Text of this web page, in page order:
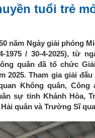
tuổi trẻ
năm Ngày giải phóng
1975 / 30-4-2025), từ
quân đã tổ chức
2025. Tham gia giải
Không quân, Công
sự tỉnh Khánh Hòa,
quân và Trường Sĩ